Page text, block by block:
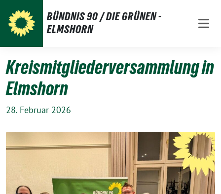
zum
Inhalt
BÜNDNIS 90 / DIE GRÜNEN -
ELMSHORN
Kreismitgliederversammlung in
Elmshorn
28. Februar 2026